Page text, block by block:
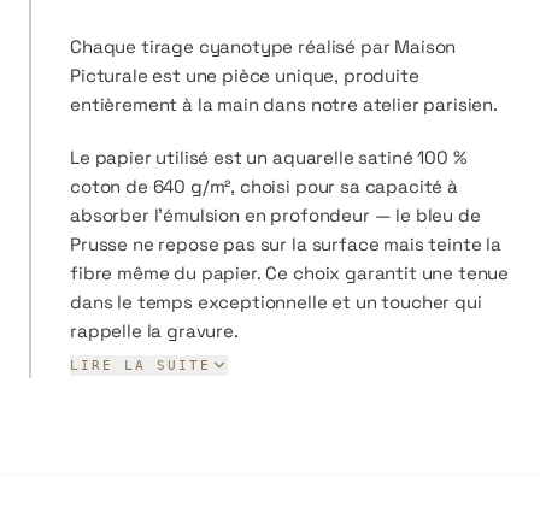
pour la rendre 100 % non toxique et praticable en cuisine, sans
aucun compromis sur la profondeur et la richesse du bleu obtenu.
Chaque tirage cyanotype réalisé par Maison
Picturale est une pièce unique, produite
entièrement à la main dans notre atelier parisien.
Le papier utilisé est un aquarelle satiné 100 %
coton de 640 g/m², choisi pour sa capacité à
absorber l'émulsion en profondeur — le bleu de
Prusse ne repose pas sur la surface mais teinte la
fibre même du papier. Ce choix garantit une tenue
dans le temps exceptionnelle et un toucher qui
rappelle la gravure.
Nos formats vont du Coquille (44 × 56 cm) au
LIRE LA SUITE